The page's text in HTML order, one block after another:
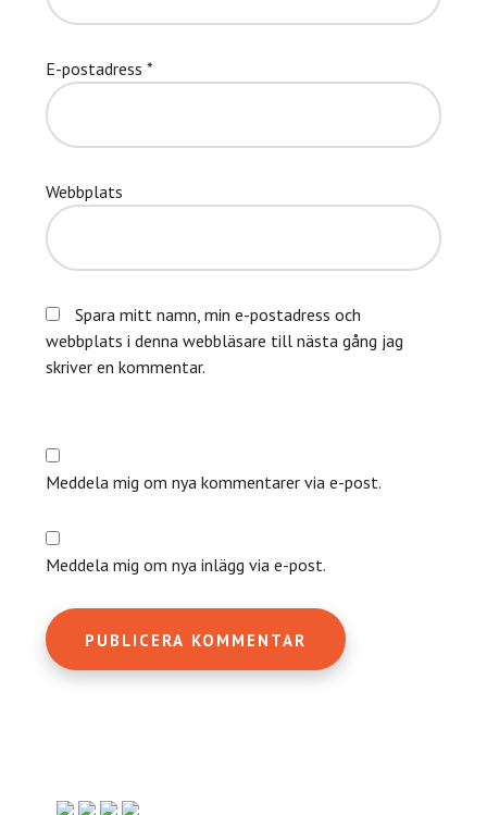
E-postadress*
Webbplats
Spara mitt namn, min e-postadress och
webbplats i denna webbläsare till nästa gång jag
skriver en kommentar.
Meddela mig om nya kommentarer via e-post.
Meddela mig om nya inlägg via e-post.
Primärt